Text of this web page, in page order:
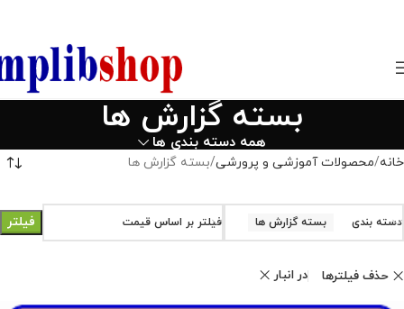
بسته گزارش ها
همه دسته بندی ها
خانه محصولات آموزشی و پرورشی بسته گزارش ها
دسته بندی بسته گزارش ها فیلتر بر اساس قیمت فیلتر
حذف فیلترها در انبار